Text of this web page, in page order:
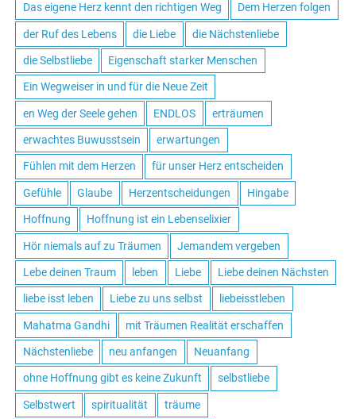
Das eigene Herz kennt den richtigen Weg Dem Herzen folgen
der Ruf des Lebens die Liebe die Nächstenliebe
die Selbstliebe Eigenschaft starker Menschen
Ein Wegweiser in und für die Neue Zeit
en Weg der Seele gehen ENDLOS erträumen
erwachtes Buwusstsein erwartungen
Fühlen mit dem Herzen für unser Herz entscheiden
Gefühle Glaube Herzentscheidungen Hingabe
Hoffnung Hoffnung ist ein Lebenselixier
Hör niemals auf zu Träumen Jemandem vergeben
Lebe deinen Traum leben Liebe Liebe deinen Nächsten
liebe isst leben Liebe zu uns selbst liebeisstleben
Mahatma Gandhi mit Träumen Realität erschaffen
Nächstenliebe neu anfangen Neuanfang
ohne Hoffnung gibt es keine Zukunft selbstliebe
Selbstwert spiritualität träume